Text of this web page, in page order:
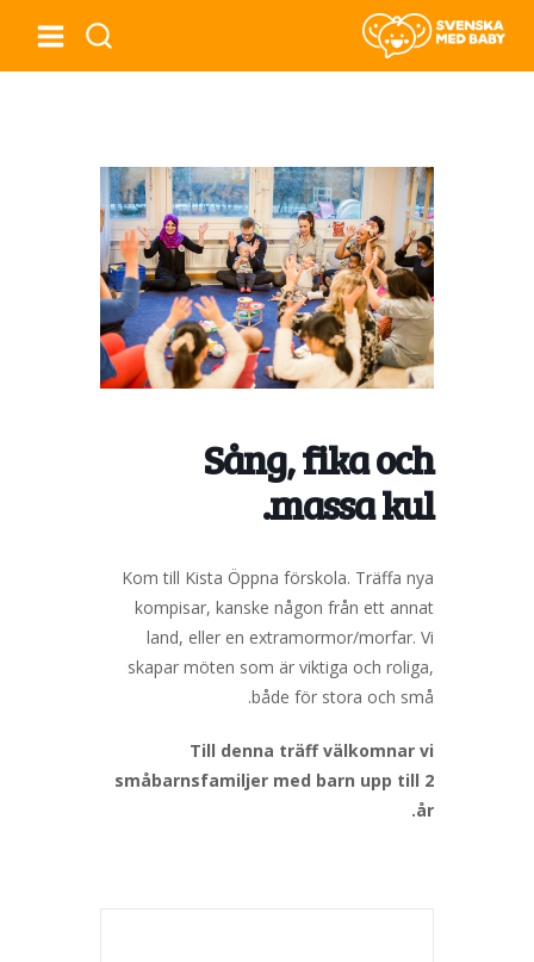
Sång, fika och
massa kul.
Kom till Kista Öppna förskola. Träffa nya
kompisar, kanske någon från ett annat
land, eller en extramormor/morfar. Vi
skapar möten som är viktiga och roliga,
både för stora och små.
Till denna träff välkomnar vi
småbarnsfamiljer med barn upp till 2
år.